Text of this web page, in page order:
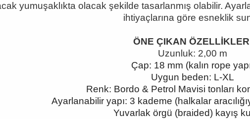
yumuşaklıkta olacak şekilde tasarlanmış olabilir.
ihtiyaçlarına göre esneklik
ÖNE ÇIKAN
Uzunluk: 2,00 m
Çap: 18 mm (kalın rope
Uygun beden: L-XL
Renk: Bordo & Petrol Mavisi tonları
Ayarlanabilir yapı: 3 kademe (halkalar
Yuvarlak örgü (braided) kayış